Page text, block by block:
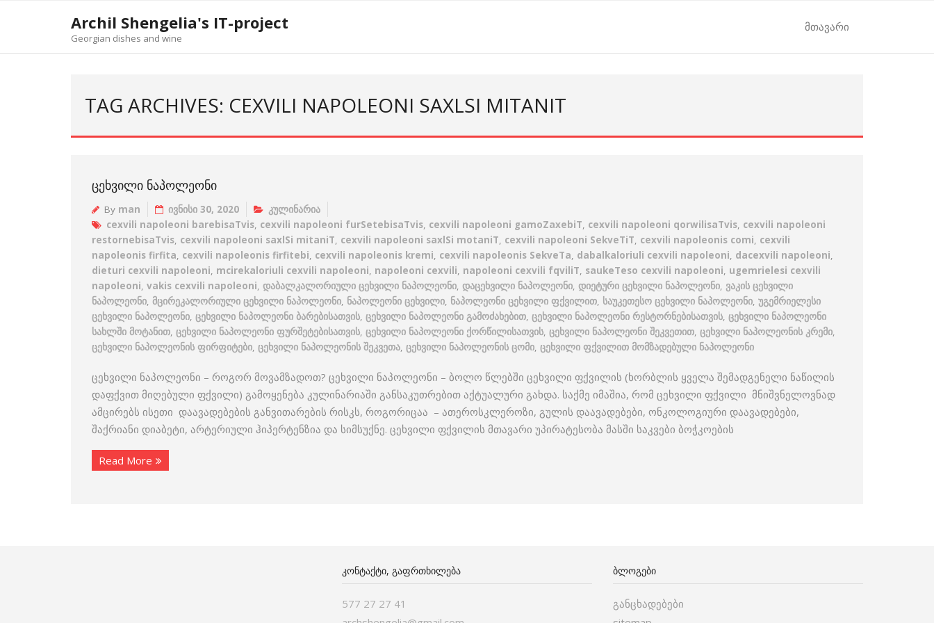
Archil Shengelia's IT-project
Georgian dishes and wine
მთავარი
TAG ARCHIVES: CEXVILI NAPOLEONI SAXLSI MITANIT
ᲪᲔᲮᲕᲘᲚᲘ ᲜᲐᲞᲝᲚᲔᲝᲜᲘ
By man ივნისი 30, 2020
კულინარია
cexvili napoleoni barebisaTvis, cexvili napoleoni furSetebisaTvis, cexvili napoleoni gamoZaxebiT, cexvili napoleoni qorwilisaTvis, cexvili napoleoni
restornebisaTvis, cexvili napoleoni saxlSi mitaniT, cexvili napoleoni saxlSi motaniT, cexvili napoleoni SekveTiT, cexvili napoleonis comi, cexvili
napoleonis firfita, cexvili napoleonis firfitebi, cexvili napoleonis kremi, cexvili napoleonis SekveTa, dabalkaloriuli cexvili napoleoni, dacexvili napoleoni,
dieturi cexvili napoleoni, mcirekaloriuli cexvili napoleoni, napoleoni cexvili, napoleoni cexvili fqviliT, saukeTeso cexvili napoleoni, ugemrielesi cexvili
napoleoni, vakis cexvili napoleoni, დაბალკალორიული ცეხვილი ნაპოლეონი, დაცეხვილი ნაპოლეონი, დიეტური ცეხვილი ნაპოლეონი, ვაკის ცეხვილი
ნაპოლეონი, მცირეკალორიული ცეხვილი ნაპოლეონი, ნაპოლეონი ცეხვილი, ნაპოლეონი ცეხვილი ფქვილით, საუკეთესო ცეხვილი ნაპოლეონი, უგემრიელესი
ცეხვილი ნაპოლეონი, ცეხვილი ნაპოლეონი ბარებისათვის, ცეხვილი ნაპოლეონი გამოძახებით, ცეხვილი ნაპოლეონი რესტორნებისათვის, ცეხვილი ნაპოლეონი
სახლში მოტანით, ცეხვილი ნაპოლეონი ფურშეტებისათვის, ცეხვილი ნაპოლეონი ქორწილისათვის, ცეხვილი ნაპოლეონი შეკვეთით, ცეხვილი ნაპოლეონის კრემი,
ცეხვილი ნაპოლეონის ფირფიტები, ცეხვილი ნაპოლეონის შეკვეთა, ცეხვილი ნაპოლეონის ცომი, ცეხვილი ფქვილით მომზადებული ნაპოლეონი
ცეხვილი ნაპოლეონი – როგორ მოვამზადოთ? ცეხვილი ნაპოლეონი – ბოლო წლებში ცეხვილი ფქვილის (ხორბლის ყველა შემადგენელი ნაწილის
დაფქვით მიღებული ფქვილი) გამოყენება კულინარიაში განსაკუთრებით აქტუალური გახდა. საქმე იმაშია, რომ ცეხვილი ფქვილი მნიშვნელოვნად
ამცირებს ისეთი დაავადებების განვითარების რისკს, როგორიცაა – ათეროსკლეროზი, გულის დაავადებები, ონკოლოგიური დაავადებები,
შაქრიანი დიაბეტი, არტერიული ჰიპერტენზია და სიმსუქნე. ცეხვილი ფქვილის მთავარი უპირატესობა მასში საკვები ბოჭკოების
Read More
ᲙᲝᲜᲢᲐᲥᲢᲘ, ᲒᲐᲤᲠᲗᲮᲘᲚᲔᲑᲐ
577 27 27 41
ᲑᲚᲝᲒᲔᲑᲘ
განცხადებები